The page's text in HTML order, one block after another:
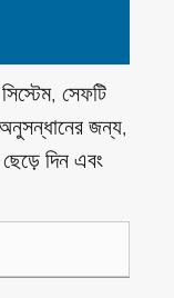
সেফটি
অনুসন্ধানের জন্য,
দিন এবং